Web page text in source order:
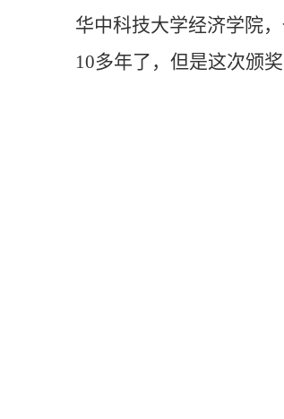
华中科技大学经济学院
10多年了，但是这次颁